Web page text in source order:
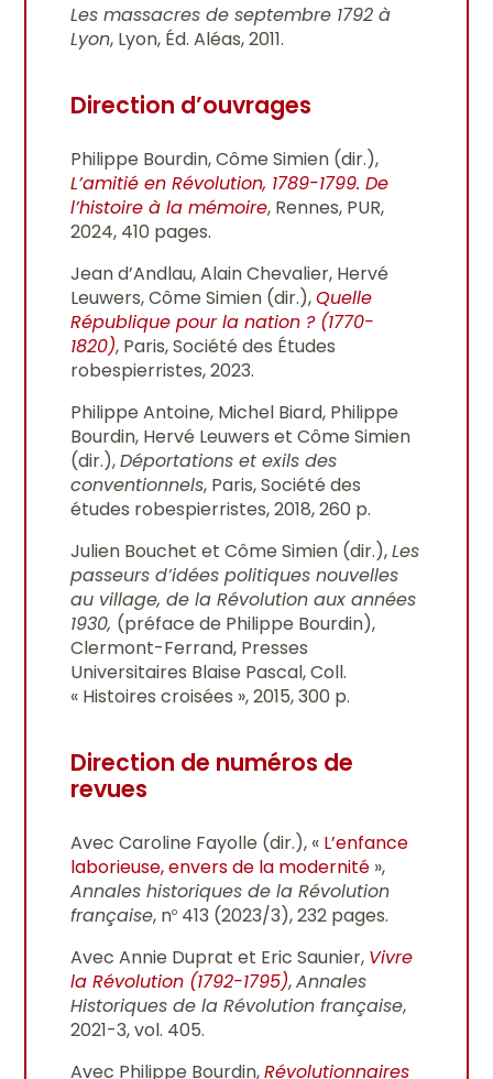
Les massacres de septembre 1792 à
Lyon, Lyon, Éd. Aléas, 2011.
Direction d’ouvrages
Philippe Bourdin, Côme Simien (dir.),
L’amitié en Révolution, 1789-1799. De
l’histoire à la mémoire, Rennes, PUR,
2024, 410 pages.
Jean d’Andlau, Alain Chevalier, Hervé
Leuwers, Côme Simien (dir.),Quelle
République pour la nation ? (1770-
1820), Paris, Société des Études
robespierristes, 2023.
Philippe Antoine, Michel Biard, Philippe
Bourdin, Hervé Leuwers et Côme Simien
(dir.),Déportations et exils des
conventionnels, Paris, Société des
études robespierristes, 2018, 260 p.
Julien Bouchet et Côme Simien (dir.),Les
passeurs d’idées politiques nouvelles
au village, de la Révolution aux années
1930, (préface de Philippe Bourdin),
Clermont-Ferrand, Presses
Universitaires Blaise Pascal, Coll.
« Histoires croisées », 2015, 300 p.
Direction de numéros de
revues
Avec Caroline Fayolle (dir.), « L’enfance
laborieuse, envers de la modernité »,
Annales historiques de la Révolution
française, no 413 (2023/3), 232 pages.
Avec Annie Duprat et Eric Saunier, Vivre
la Révolution (1792-1795),Annales
Historiques de la Révolution française,
2021-3, vol. 405.
Avec Philippe Bourdin,Révolutionnaires